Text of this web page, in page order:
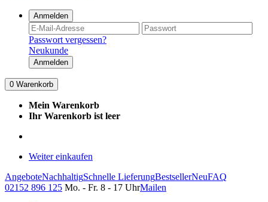
Anmelden
Passwort vergessen?
Neukunde
Anmelden
0 Warenkorb
Mein Warenkorb
Ihr Warenkorb ist leer
Weiter einkaufen
AngeboteNachhaltigSchnelle LieferungBestsellerNeuFAQ
02152 896 125 Mo. - Fr. 8 - 17 UhrMailen